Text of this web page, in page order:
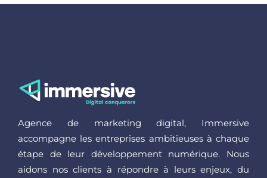
Agence de marketing digital, Immersive
accompagne les entreprises ambitieuses à chaque
étape de leur développement numérique. Nous
aidons nos clients à répondre à leurs enjeux, du